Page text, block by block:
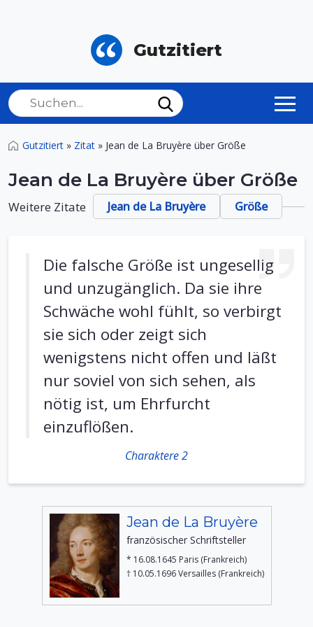
Gutzitiert
Gutzitiert » Zitat » Jean de La Bruyère über Größe
Jean de La Bruyère über Größe
Weitere Zitate Jean de La Bruyère Größe
Die falsche Größe ist ungesellig
und unzugänglich. Da sie ihre
Schwäche wohl fühlt, so verbirgt
sie sich oder zeigt sich
wenigstens nicht offen und läßt
nur soviel von sich sehen, als
nötig ist, um Ehrfurcht
einzuflößen.
Charaktere 2
Jean de La Bruyère
französischer Schriftsteller
* 16.08.1645 Paris (Frankreich)
† 10.05.1696 Versailles (Frankreich)